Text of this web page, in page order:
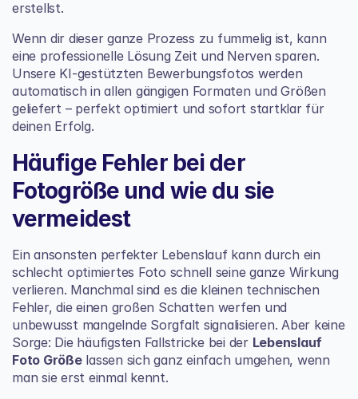
erstellst.
Wenn dir dieser ganze Prozess zu fummelig ist, kann
eine professionelle Lösung Zeit und Nerven sparen.
Unsere KI-gestützten Bewerbungsfotos werden
automatisch in allen gängigen Formaten und Größen
geliefert – perfekt optimiert und sofort startklar für
deinen Erfolg.
Häufige Fehler bei der
Fotogröße und wie du sie
vermeidest
Ein ansonsten perfekter Lebenslauf kann durch ein
schlecht optimiertes Foto schnell seine ganze Wirkung
verlieren. Manchmal sind es die kleinen technischen
Fehler, die einen großen Schatten werfen und
unbewusst mangelnde Sorgfalt signalisieren. Aber keine
Sorge: Die häufigsten Fallstricke bei der Lebenslauf
Foto Größe lassen sich ganz einfach umgehen, wenn
man sie erst einmal kennt.